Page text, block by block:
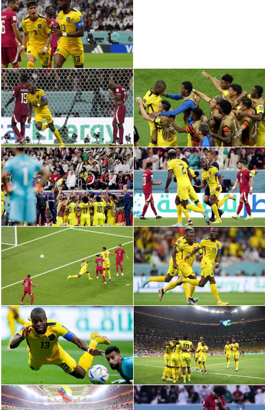
كرة سلة
كرة يد
كرة طائرة
الوطن العربي
في المونديال
رياضة نسائية
آسيا
أمريكا
ركن الألعاب
أقسام خاصة
Gamers
ميركاتو
تحقيق في الجول
تقرير في الجول